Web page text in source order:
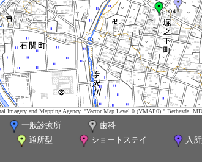
Imagery and Mapping Agency. "Vector Map Level 0 (VMAP0)." Bethesda,
一般診療所 歯科
通所型 ショートステイ 入